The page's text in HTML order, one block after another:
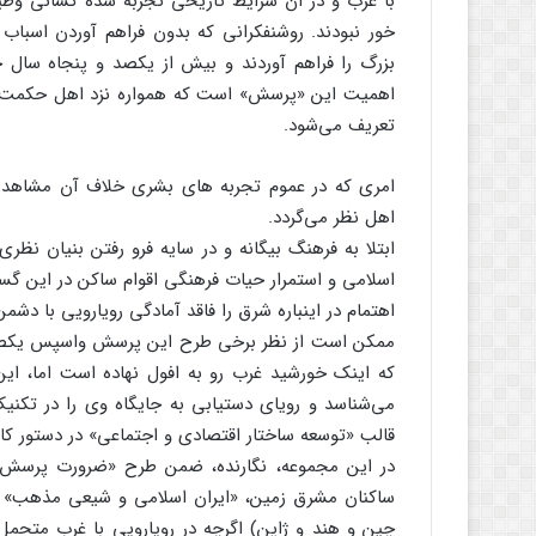
خور نبودند. روشنفکرانی که بدون فراهم آوردن
بزرگ را فراهم آوردند و بیش از یکصد و پنجاه
اهمیت این «پرسش» است که همواره نزد اهل
تعریف می‌شود.
امری که در عموم تجربه های بشری خلاف آن
اهل نظر می‌گردد.
ابتلا به فرهنگ بیگانه و در سایه فرو رفتن بنیان
اسلامی و استمرار حیات فرهنگی اقوام ساکن در
اهتمام در اینباره شرق را فاقد آمادگی رویارویی با
ممکن است از نظر برخی طرح این پرسش واسپس یکصد
که اینک خورشید غرب رو به افول نهاده است اما،
می‌شناسد و رویای دستیابی به جایگاه وی را در
قالب «توسعه ساختار اقتصادی و اجتماعی» در
در این مجموعه، نگارنده، ضمن طرح «ضرورت
ساکنان مشرق زمین، «ایران اسلامی و شیعی مذهب»
چین و هند و ژاپن) اگرچه در رویارویی با غرب